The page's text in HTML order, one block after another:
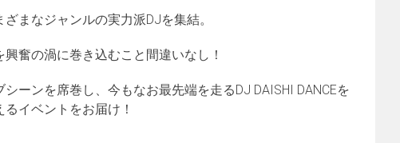
まなジャンルの実力派DJを集結。
奮の渦に巻き込むこと間違いなし！
ーンを席巻し、今もなお最先端を走るDJ DAISHI DANCEを
イベントをお届け！